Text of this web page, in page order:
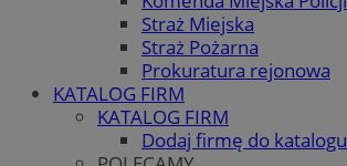
Straż Miejska
Straż Pożarna
Prokuratura rejonowa
KATALOG FIRM
KATALOG FIRM
Dodaj firmę do katalogu